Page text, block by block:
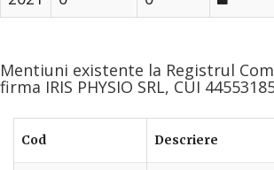
Mentiuni existente la Registrul
firma IRIS PHYSIO SRL, CUI
Cod Descriere